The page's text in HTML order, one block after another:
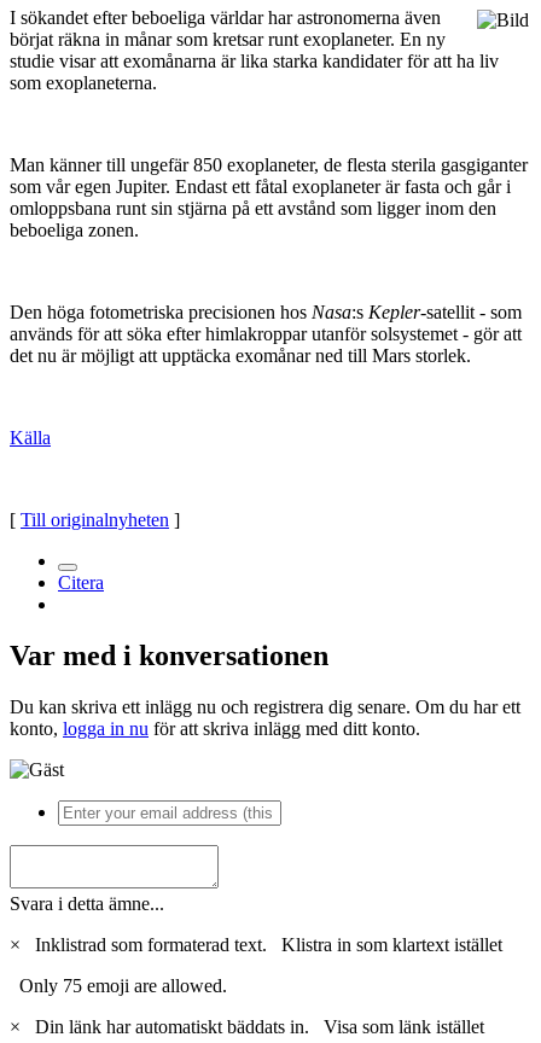
I sökandet efter beboeliga världar har astronomerna även
börjat räkna in månar som kretsar runt exoplaneter. En ny
studie visar att exomånarna är lika starka kandidater för att ha liv
som exoplaneterna.
Man känner till ungefär 850 exoplaneter, de flesta sterila gasgiganter
som vår egen Jupiter. Endast ett fåtal exoplaneter är fasta och går i
omloppsbana runt sin stjärna på ett avstånd som ligger inom den
beboeliga zonen.
Den höga fotometriska precisionen hos Nasa:s Kepler-satellit - som
används för att söka efter himlakroppar utanför solsystemet - gör att
det nu är möjligt att upptäcka exomånar ned till Mars storlek.
Källa
[ Till originalnyheten ]
Citera
Var med i konversationen
Du kan skriva ett inlägg nu och registrera dig senare. Om du har ett
konto, logga in nu för att skriva inlägg med ditt konto.
Svara i detta ämne...
×
Inklistrad som formaterad text. Klistra in som klartext istället
Only 75 emoji are allowed.
×
Din länk har automatiskt bäddats in. Visa som länk istället